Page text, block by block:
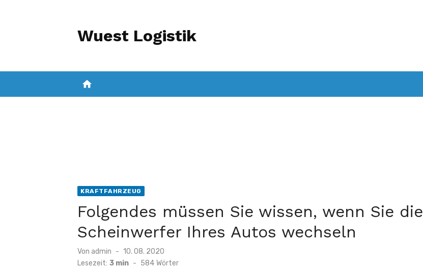
Wuest Logistik
home
KRAFTFAHRZEUG
Folgendes müssen Sie wissen, wenn Sie die
Scheinwerfer Ihres Autos wechseln
Von admin
Veröffentlicht
am
10. 08. 2020
Lesezeit: 3 min - 584 Wörter